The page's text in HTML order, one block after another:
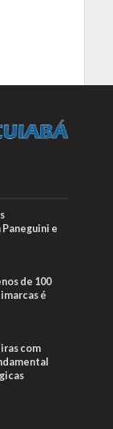
e
de 100
é
com